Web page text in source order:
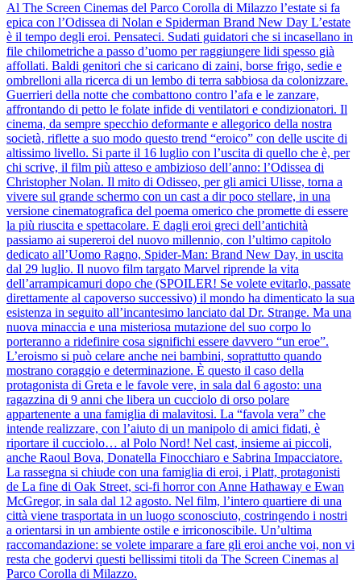
Al The Screen Cinemas del Parco Corolla di Milazzo l’estate si fa
epica con l’Odissea di Nolan e Spiderman Brand New Day L’estate
è il tempo degli eroi. Pensateci. Sudati guidatori che si incasellano in
file chilometriche a passo d’uomo per raggiungere lidi spesso già
affollati. Baldi genitori che si caricano di zaini, borse frigo, sedie e
ombrelloni alla ricerca di un lembo di terra sabbiosa da colonizzare.
Guerrieri della notte che combattono contro l’afa e le zanzare,
affrontando di petto le folate infide di ventilatori e condizionatori. Il
cinema, da sempre specchio deformante e allegorico della nostra
società, riflette a suo modo questo trend “eroico” con delle uscite di
altissimo livello. Si parte il 16 luglio con l’uscita di quello che è, per
chi scrive, il film più atteso e ambizioso dell’anno: l’Odissea di
Christopher Nolan. Il mito di Odisseo, per gli amici Ulisse, torna a
vivere sul grande schermo con un cast a dir poco stellare, in una
versione cinematografica del poema omerico che promette di essere
la più riuscita e spettacolare. E dagli eroi greci dell’antichità
passiamo ai supereroi del nuovo millennio, con l’ultimo capitolo
dedicato all’Uomo Ragno, Spider-Man: Brand New Day, in uscita
dal 29 luglio. Il nuovo film targato Marvel riprende la vita
dell’arrampicamuri dopo che (SPOILER! Se volete evitarlo, passate
direttamente al capoverso successivo) il mondo ha dimenticato la sua
esistenza in seguito all’incantesimo lanciato dal Dr. Strange. Ma una
nuova minaccia e una misteriosa mutazione del suo corpo lo
porteranno a ridefinire cosa significhi essere davvero “un eroe”.
L’eroismo si può celare anche nei bambini, soprattutto quando
mostrano coraggio e determinazione. È questo il caso della
protagonista di Greta e le favole vere, in sala dal 6 agosto: una
ragazzina di 9 anni che libera un cucciolo di orso polare
appartenente a una famiglia di malavitosi. La “favola vera” che
intende realizzare, con l’aiuto di un manipolo di amici fidati, è
riportare il cucciolo… al Polo Nord! Nel cast, insieme ai piccoli,
anche Raoul Bova, Donatella Finocchiaro e Sabrina Impacciatore.
La rassegna si chiude con una famiglia di eroi, i Platt, protagonisti
de La fine di Oak Street, sci-fi horror con Anne Hathaway e Ewan
McGregor, in sala dal 12 agosto. Nel film, l’intero quartiere di una
città viene trasportata in un luogo sconosciuto, costringendo i nostri
a orientarsi in un ambiente ostile e irriconoscibile. Un’ultima
raccomandazione: se volete imparare a fare gli eroi anche voi, non vi
resta che godervi questi bellissimi titoli da The Screen Cinemas al
Parco Corolla di Milazzo.